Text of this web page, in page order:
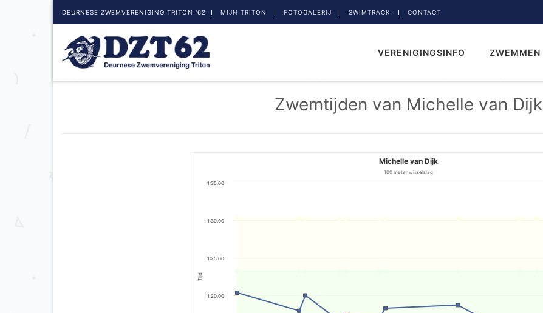
DEURNESE ZWEMVERENIGING TRITON '62 MIJN TRITON FOTOGALERIJ SWIMTRACK CONTACT
VERENIGINGSINFO ZWEMMEN
Zwemtijden van Michelle van Dijk
Tijd
Michelle van Dijk
100 meter wisselslag
1:20.00
1:25.00
1:30.00
1:35.00